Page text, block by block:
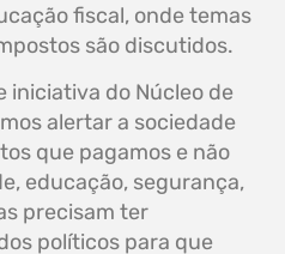
fiscal, onde temas
são discutidos.
iniciativa do Núcleo de
alertar a sociedade
que pagamos e não
educação, segurança,
precisam ter
políticos para que